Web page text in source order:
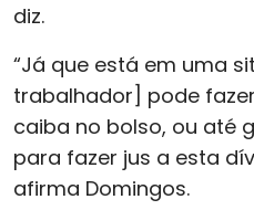
diz.
“Já que está em uma
trabalhador] pode
caiba no bolso, ou até
para fazer jus a esta
afirma Domingos.